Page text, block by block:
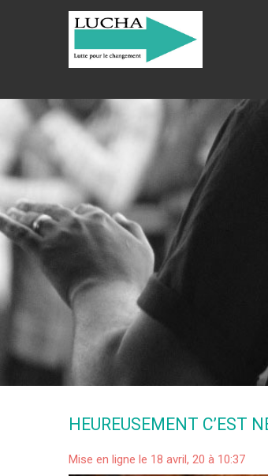
HEUREUSEMENT C’EST
Mise en ligne le 18 avril, 20 à 10:37